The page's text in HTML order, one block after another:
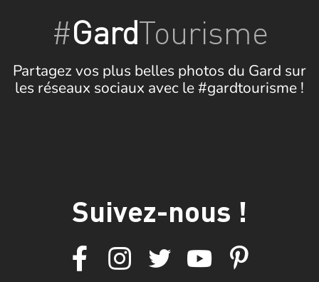
#GardTourisme
Partagez vos plus belles photos du Gard sur
les réseaux sociaux avec le #gardtourisme !
Suivez-nous !